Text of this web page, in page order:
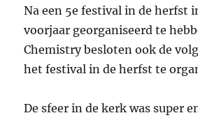
Na een 5e festival in de herfst
voorjaar georganiseerd te
Chemistry besloten ook de
het festival in de herfst te
De sfeer in de kerk was super